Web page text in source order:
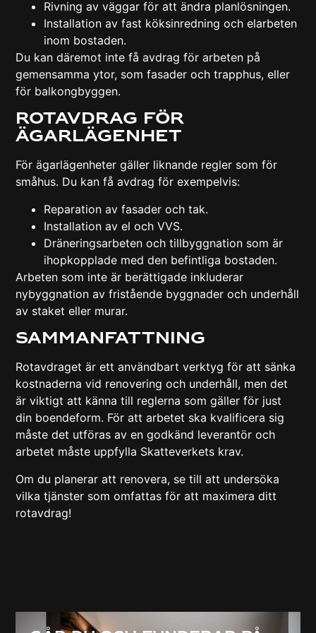
Rivning av väggar för att ändra planlösningen.
Installation av fast köksinredning och elarbeten
inom bostaden.
Du kan däremot inte få avdrag för arbeten på
gemensamma ytor, som fasader och trapphus, eller
för balkongbyggen.
Rotavdrag för
ägarlägenhet
För ägarlägenheter gäller liknande regler som för
småhus. Du kan få avdrag för exempelvis:
Reparation av fasader och tak.
Installation av el och VVS.
Dräneringsarbeten och tillbyggnation som är
ihopkopplade med den befintliga bostaden.
Arbeten som inte är berättigade inkluderar
nybyggnation av fristående byggnader och underhåll
av staket eller murar.
Sammanfattning
Rotavdraget är ett användbart verktyg för att sänka
kostnaderna vid renovering och underhåll, men det
är viktigt att känna till reglerna som gäller för just
din boendeform. För att arbetet ska kvalificera sig
måste det utföras av en godkänd leverantör och
arbetet måste uppfylla Skatteverkets krav.
Om du planerar att renovera, se till att undersöka
vilka tjänster som omfattas för att maximera ditt
rotavdrag!